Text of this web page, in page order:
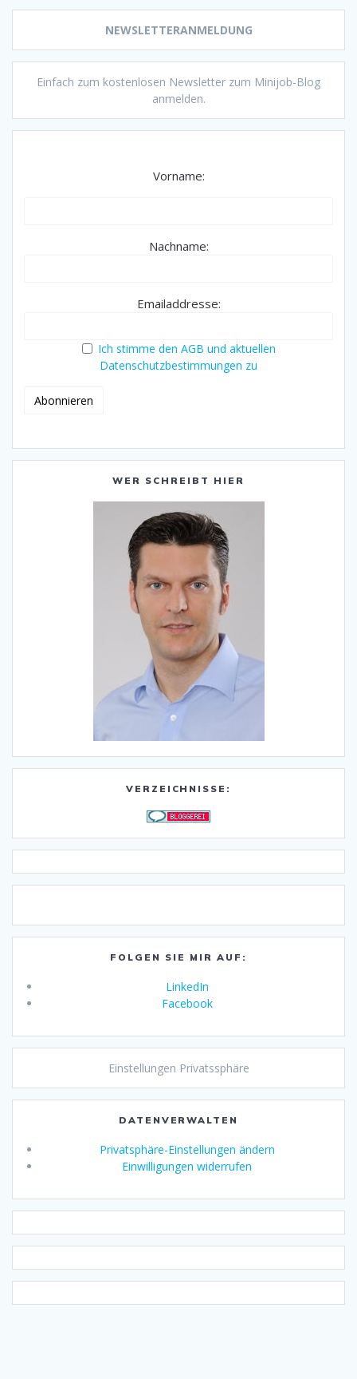
NEWSLETTERANMELDUNG
Einfach zum kostenlosen Newsletter zum Minijob-Blog
anmelden.
Vorname:
Nachname:
Emailaddresse:
Ich stimme den AGB und aktuellen
Datenschutzbestimmungen zu
WER SCHREIBT HIER
VERZEICHNISSE:
FOLGEN SIE MIR AUF:
LinkedIn
Facebook
Einstellungen Privatssphäre
DATENVERWALTEN
Privatsphäre-Einstellungen ändern
Einwilligungen widerrufen